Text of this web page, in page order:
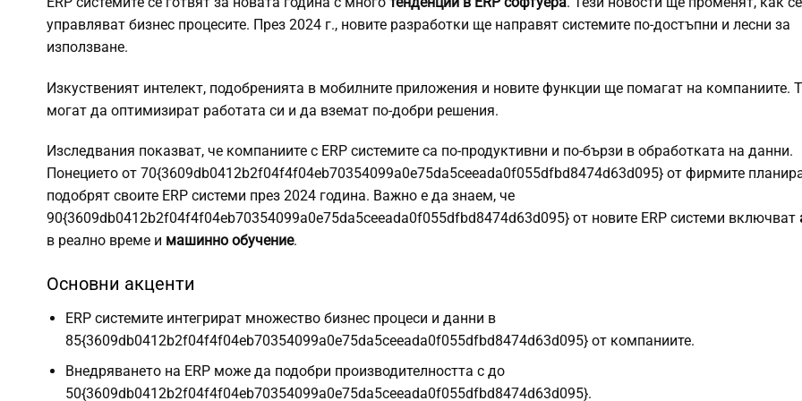
управляват бизнес процесите. През 2024 г., новите разработки ще направят системите по-достъпни и лесни за
използване.
Изкуственият интелект, подобренията в мобилните приложения и новите функции ще помагат на компаниите.
могат да оптимизират работата си и да вземат по-добри решения.
Изследвания показват, че компаниите с ERP системите са по-продуктивни и по-бързи в обработката на данни.
Понецието от 70{3609db0412b2f04f4f04eb70354099a0e75da5ceeada0f055dfbd8474d63d095} от фирмите
подобрят своите ERP системи през 2024 година. Важно е да знаем, че
90{3609db0412b2f04f4f04eb70354099a0e75da5ceeada0f055dfbd8474d63d095} от новите ERP системи включват
в реално време и машинно обучение.
Основни акценти
ERP системите интегрират множество бизнес процеси и данни в
85{3609db0412b2f04f4f04eb70354099a0e75da5ceeada0f055dfbd8474d63d095} от компаниите.
Внедряването на ERP може да подобри производителността с до
50{3609db0412b2f04f4f04eb70354099a0e75da5ceeada0f055dfbd8474d63d095}.